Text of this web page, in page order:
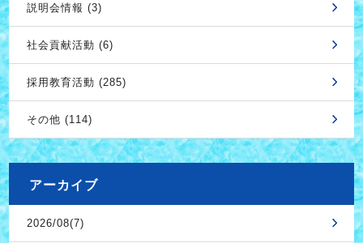
説明会情報 (3)
社会貢献活動 (6)
採用教育活動 (285)
その他 (114)
アーカイブ
2026/08(7)